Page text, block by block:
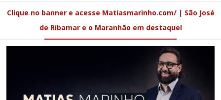
Clique no banner e acesse Matiasmarinho.com/ | São José
de Ribamar e o Maranhão em destaque!